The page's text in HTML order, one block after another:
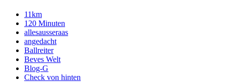
11km
120 Minuten
allesausseraas
angedacht
Ballreiter
Beves Welt
Blog-G
Check von hinten